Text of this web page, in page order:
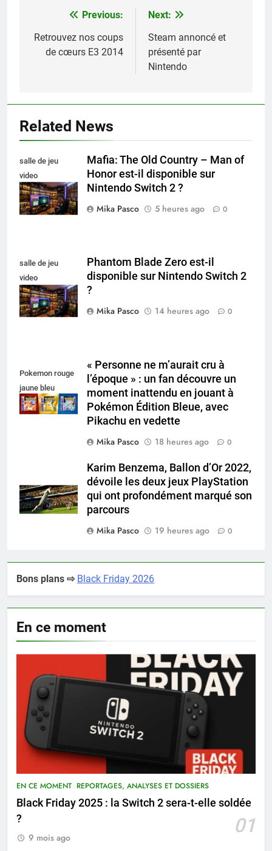
Navigation
de
Previous:
Retrouvez nos coups
de cœurs E3 2014
Next:
Steam annoncé et
présenté par
Nintendo
Related News
salle de jeu
video
collectionneur
Mafia: The Old Country – Man of
Honor est-il disponible sur
Nintendo Switch 2 ?
Mika Pasco
5 heures ago 0
salle de jeu
video
collectionneur
Phantom Blade Zero est-il
disponible sur Nintendo Switch 2
?
Mika Pasco
14 heures ago 0
Pokemon rouge
jaune bleu
« Personne ne m’aurait cru à
l’époque » : un fan découvre un
moment inattendu en jouant à
Pokémon Édition Bleue, avec
Pikachu en vedette
Mika Pasco
18 heures ago 0
Karim Benzema, Ballon d’Or 2022,
dévoile les deux jeux PlayStation
qui ont profondément marqué son
parcours
Mika Pasco
19 heures ago 0
Bons plans ⇨ Black Friday 2026
En ce moment
EN CE MOMENT REPORTAGES, ANALYSES ET DOSSIERS
Black Friday 2025 : la Switch 2 sera-t-elle soldée
?
01
9 mois ago